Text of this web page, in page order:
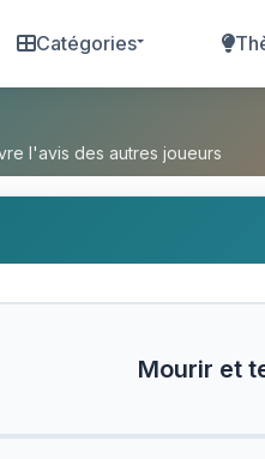
Catégories
te réincarner en ce
l'avis des autres joueurs
Mourir et